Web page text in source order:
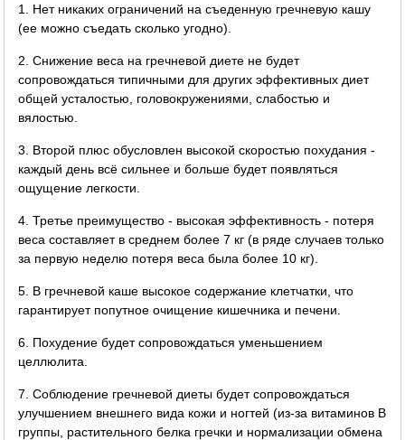
1. Нет никаких ограничений на съеденную гречневую кашу
(ее можно съедать сколько угодно).
2. Снижение веса на гречневой диете не будет
сопровождаться типичными для других эффективных диет
общей усталостью, головокружениями, слабостью и
вялостью.
3. Второй плюс обусловлен высокой скоростью похудания -
каждый день всё сильнее и больше будет появляться
ощущение легкости.
4. Третье преимущество - высокая эффективность - потеря
веса составляет в среднем более 7 кг (в ряде случаев только
за первую неделю потеря веса была более 10 кг).
5. В гречневой каше высокое содержание клетчатки, что
гарантирует попутное очищение кишечника и печени.
6. Похудение будет сопровождаться уменьшением
целлюлита.
7. Соблюдение гречневой диеты будет сопровождаться
улучшением внешнего вида кожи и ногтей (из-за витаминов B
группы, растительного белка гречки и нормализации обмена